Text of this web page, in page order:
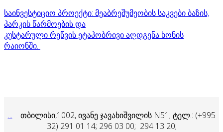
საინვესტიციო პროექტი: მეაბრეშუმეობის საკვები ბაზის,
პარკის წარმოების და
კუსტარული რეწვის ეტაპობრივი აღდგენა ხონის
რაიონში.
...
თბილისი,1002, ივანე ჯავახიშვილის N51; ტელ.: (+995
32) 291 01 14; 296 03 00; 294 13 20;